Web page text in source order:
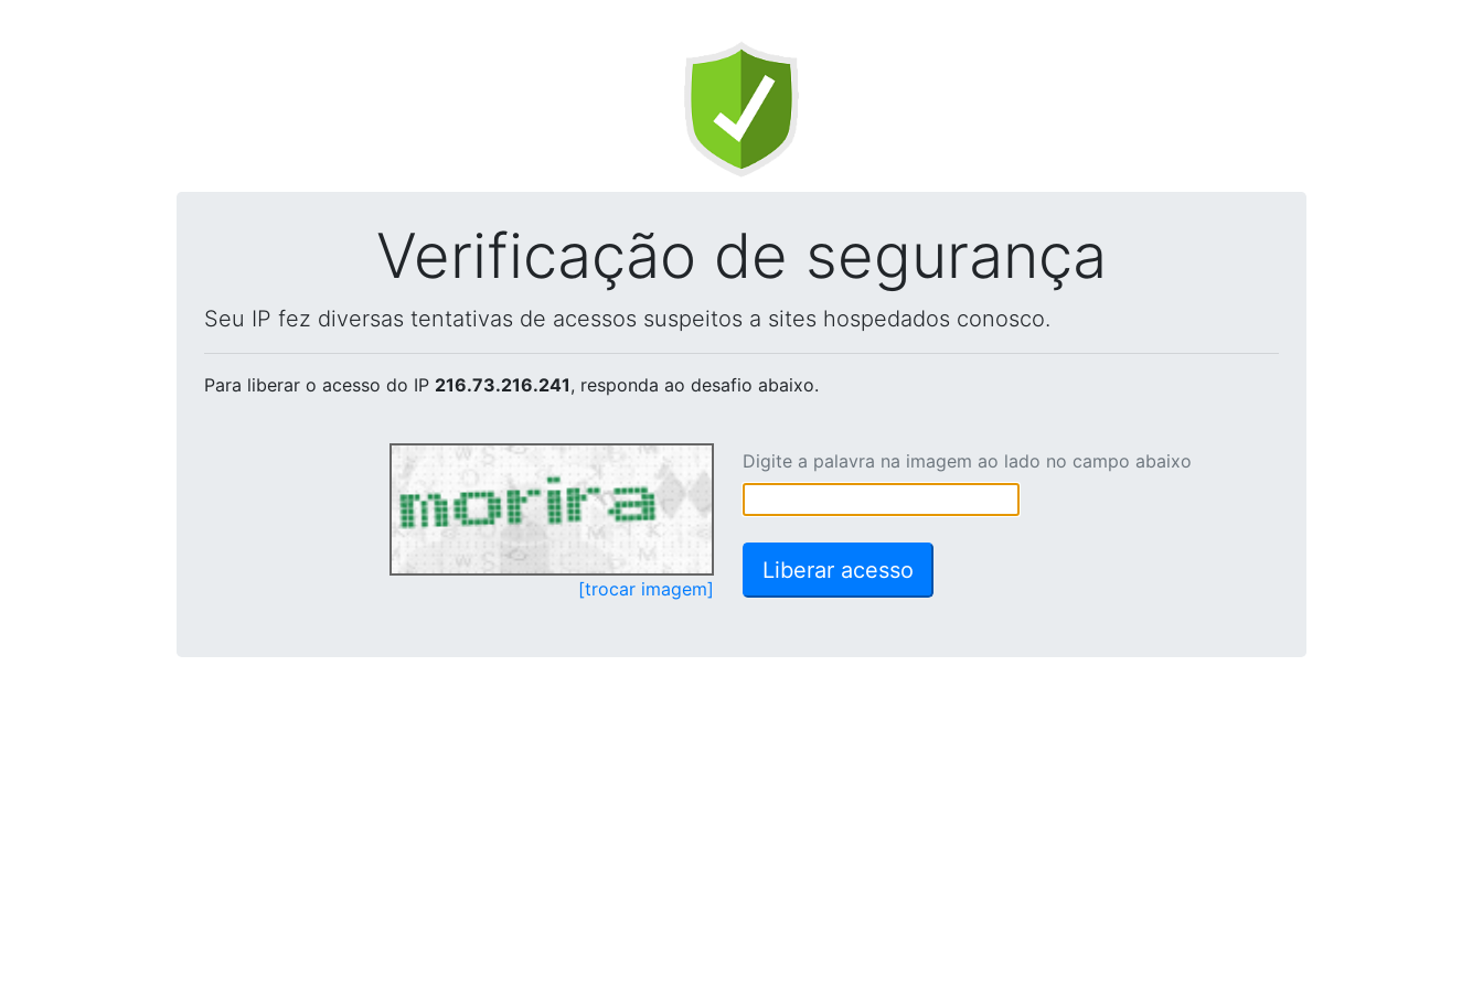
Verificação de segurança
Seu IP fez diversas tentativas de acessos suspeitos a sites hospedados conosco.
Para liberar o acesso do IP 216.73.216.241, responda ao desafio abaixo.
[trocar imagem]
Digite a palavra na imagem ao lado no campo abaixo